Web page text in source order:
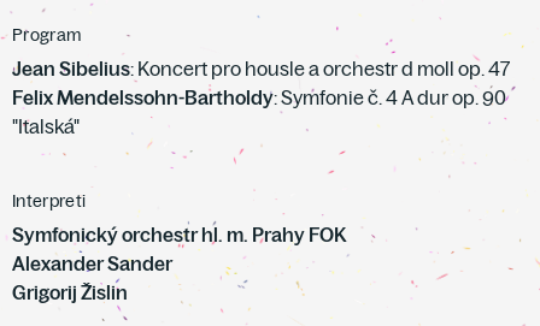
Program
Jean Sibelius: Koncert pro housle a orchestr d moll op. 47
Felix Mendelssohn-Bartholdy: Symfonie č. 4 A dur op. 90
"Italská"
Interpreti
Symfonický orchestr hl. m. Prahy FOK
Alexander Sander
Grigorij Žislin